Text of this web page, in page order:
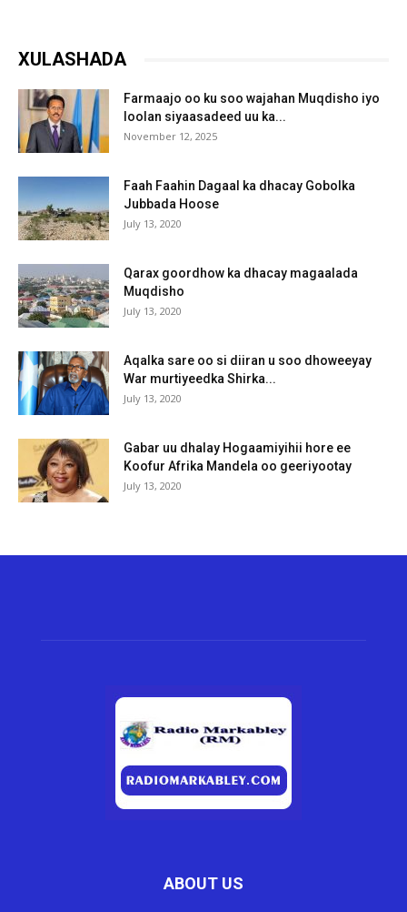
XULASHADA
Farmaajo oo ku soo wajahan Muqdisho iyo
loolan siyaasadeed uu ka...
November 12, 2025
Faah Faahin Dagaal ka dhacay Gobolka
Jubbada Hoose
July 13, 2020
Qarax goordhow ka dhacay magaalada
Muqdisho
July 13, 2020
Aqalka sare oo si diiran u soo dhoweeyay
War murtiyeedka Shirka...
July 13, 2020
Gabar uu dhalay Hogaamiyihii hore ee
Koofur Afrika Mandela oo geeriyootay
July 13, 2020
ABOUT US